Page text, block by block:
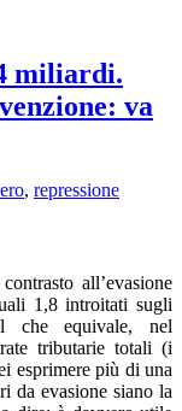
miliardi.
va
, repressione
all’evasione
1,8 introitati sugli
che equivale, nel
tributarie totali (i
esprimere più di una
da evasione siano la